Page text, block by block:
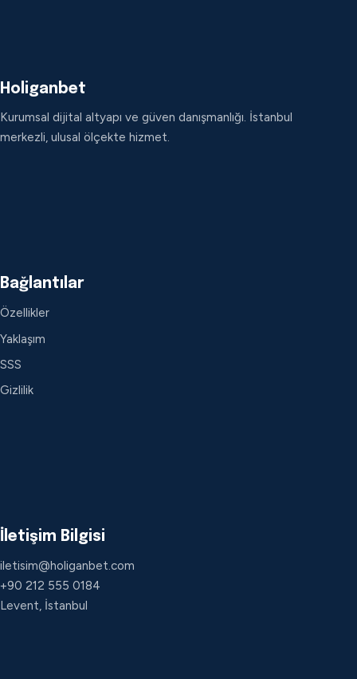
Holiganbet
Kurumsal dijital altyapı ve güven danışmanlığı. İstanbul
merkezli, ulusal ölçekte hizmet.
Bağlantılar
Özellikler
Yaklaşım
SSS
Gizlilik
İletişim Bilgisi
iletisim@holiganbet.com
+90 212 555 0184
Levent, İstanbul